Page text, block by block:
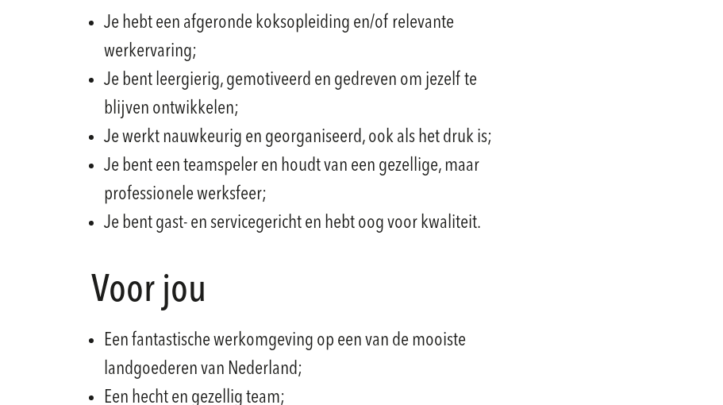
Je hebt een afgeronde koksopleiding en/of relevante
werkervaring;
Je bent leergierig, gemotiveerd en gedreven om jezelf te
blijven ontwikkelen;
Je werkt nauwkeurig en georganiseerd, ook als het druk is;
Je bent een teamspeler en houdt van een gezellige, maar
professionele werksfeer;
Je bent gast- en servicegericht en hebt oog voor kwaliteit.
Voor jou
Een fantastische werkomgeving op een van de mooiste
landgoederen van Nederland;
Een hecht en gezellig team;